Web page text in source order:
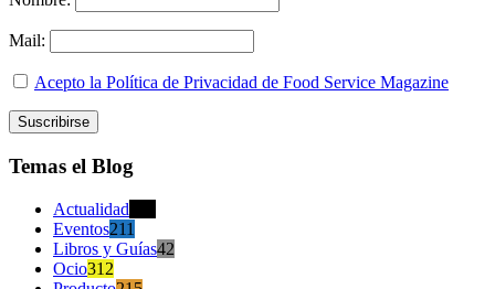
Mail:
Acepto la Política de Privacidad de Food Service Magazine
Temas el Blog
Actualidad
Eventos211
Libros y Guías42
Ocio312